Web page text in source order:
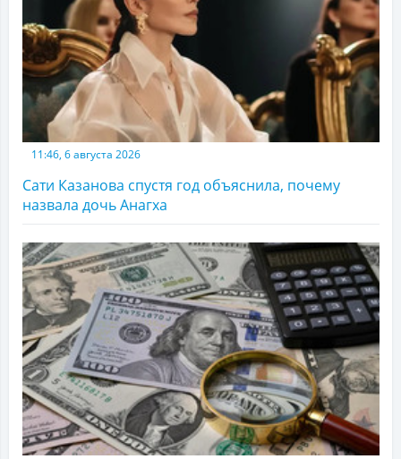
11:46, 6 августа 2026
Сати Казанова спустя год объяснила, почему
назвала дочь Анагха